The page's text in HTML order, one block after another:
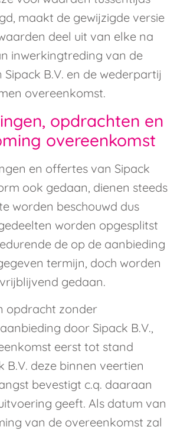
maakt de gewijzigde versie
deel uit van elke na
inwerkingtreding van de
Sipack B.V. en de wederpartij
overeenkomst.
opdrachten en
overeenkomst
en offertes van Sipack
ook gedaan, dienen steeds
worden beschouwd dus
worden opgesplitst
de op de aanbieding
termijn, doch worden
gedaan.
opdracht zonder
door Sipack B.V.,
eerst tot stand
B.V. deze binnen veertien
bevestigt c.q. daaraan
geeft. Als datum van
van de overeenkomst zal